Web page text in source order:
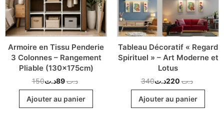
Armoire en Tissu Penderie
3 Colonnes – Rangement
Pliable (130x175cm)
150 د.ت89د.ت
Ajouter au panier
Tableau Décoratif « Regard
Spirituel » – Art Moderne et
Lotus
340 د.ت 220د.ت
Ajouter au panier